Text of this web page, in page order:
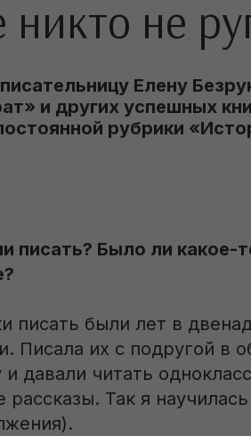
не
Елену
и других успешных
рубрики
писать? Было ли какое-
писать были лет в
Писала их с подругой в
и давали читать
рассказы. Так я